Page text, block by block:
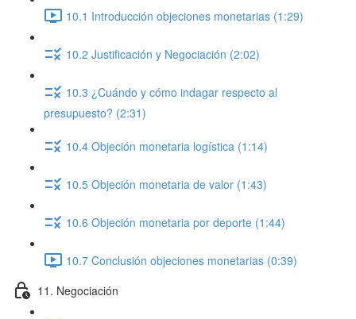
10.1 Introducción objeciones monetarias (1:29)
10.2 Justificación y Negociación (2:02)
10.3 ¿Cuándo y cómo indagar respecto al
presupuesto? (2:31)
10.4 Objeción monetaria logística (1:14)
10.5 Objeción monetaria de valor (1:43)
10.6 Objeción monetaria por deporte (1:44)
10.7 Conclusión objeciones monetarias (0:39)
11. Negociación